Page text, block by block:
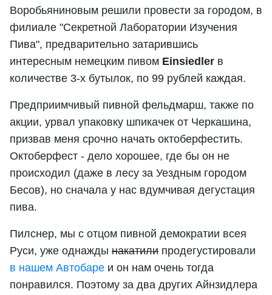
Воробьяниновым решили провести за городом, в
филиале "Секретной Лаборатории Изучения
Пива", предварительно затарившись
интересным немецким пивом Einsiedler в
количестве 3-х бутылок, по 99 рублей каждая.
Предприимчивый пивной фельдмарш, также по
акции, урвал упаковку шпикачек от Черкашина,
призвав меня срочно начать октоберфестить.
Октоберфест - дело хорошее, где бы он не
происходил (даже в лесу за Уездным городом
Бесов), но сначала у нас вдумчивая дегустация
пива.
Пилснер, мы с отцом пивной демократии всея
Руси, уже однажды накатили продегустировали
в нашем Автобаре и он нам очень тогда
понравился. Поэтому за два других Айнзидлера